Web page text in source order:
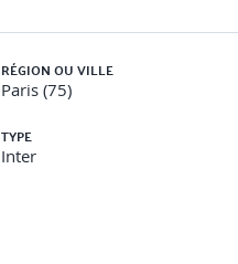
RÉGION OU VILLE
Paris (75)
TYPE
Inter